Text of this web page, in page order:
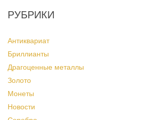
РУБРИКИ
Антиквариат
Бриллианты
Драгоценные металлы
Золото
Монеты
Новости